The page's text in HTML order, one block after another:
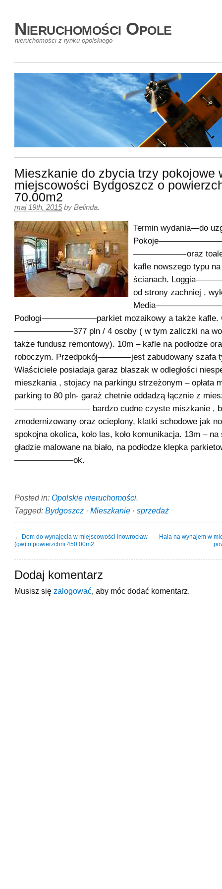
Nieruchomości Opole
nieruchomości z rynku opolskiego
Mieszkanie do zbycia trzy pokojowe
miejscowości Bydgoszcz o
70.00m2
maj 19th, 2015 by Belinda.
Termin wydania—do
——————-oraz
kafle nowszego typu na
ścianach.
od strony zachniej ,
Media————————-
Podłogi——————–parkiet mozaikowy a także kafle.
———————377 pln / 4 osoby ( w tym zaliczki na
także fundusz remontowy). 10m – kafle na podłodze
roboczym. Przedpokój————jest zabudowany szafa
Właściciele posiadaja garaz blaszak w odległości
mieszkania , stojacy na parkingu strzeżonym – opłata
parking to 80 pln- garaż chetnie oddadzą łącznie z
————————— bardzo cudne czyste miszkanie ,
zmodernizowany oraz ocieplony, klatki schodowe jak
spokojna okolica, koło las, koło komunikacja. 13m – na
gładzie malowane na biało, na podłodze klepka
———————ok.
Posted in: Opolskie nieruchomości.
Tagged: Bydgoszcz · Mieszkanie · sprzedaż
← Dom do wynajęcia w miejscowości Inowrocław
(gw) o powierzchni 450.00m2
Hala na wynajem w
Dodaj komentarz
Musisz się zalogować , aby móc dodać komentarz.